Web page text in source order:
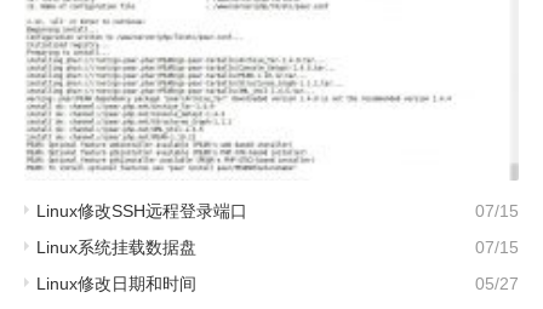
07/15
Linux修改SSH远程登录端口
07/15
Linux系统挂载数据盘
05/27
Linux修改日期和时间